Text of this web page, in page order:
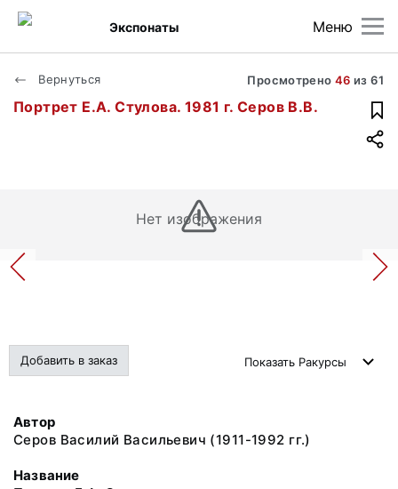
Меню
Экспонаты
Вернуться Просмотрено 46 из61
Портрет Е.А. Стулова. 1981 г. Серов В.В.
Нет изображения
Добавить в заказ Показать Ракурсы
Автор
Серов Василий Васильевич (1911-1992 гг.)
Название